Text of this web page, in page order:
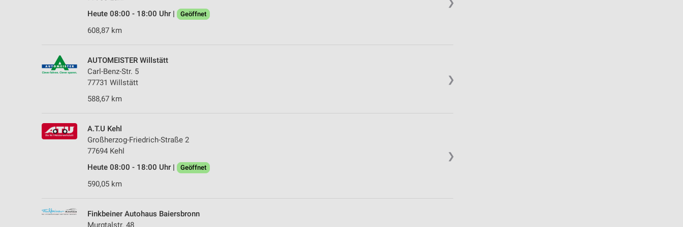
❯
Heute 08:00 - 18:00 Uhr |
Geöffnet
608,87 km
❯
AUTOMEISTER Willstätt
Carl-Benz-Str. 5
77731 Willstätt
588,67 km
❯
A.T.U Kehl
Großherzog-Friedrich-Straße 2
77694 Kehl
Heute 08:00 - 18:00 Uhr |
Geöffnet
590,05 km
Finkbeiner Autohaus Baiersbronn
Murgtalstr. 48